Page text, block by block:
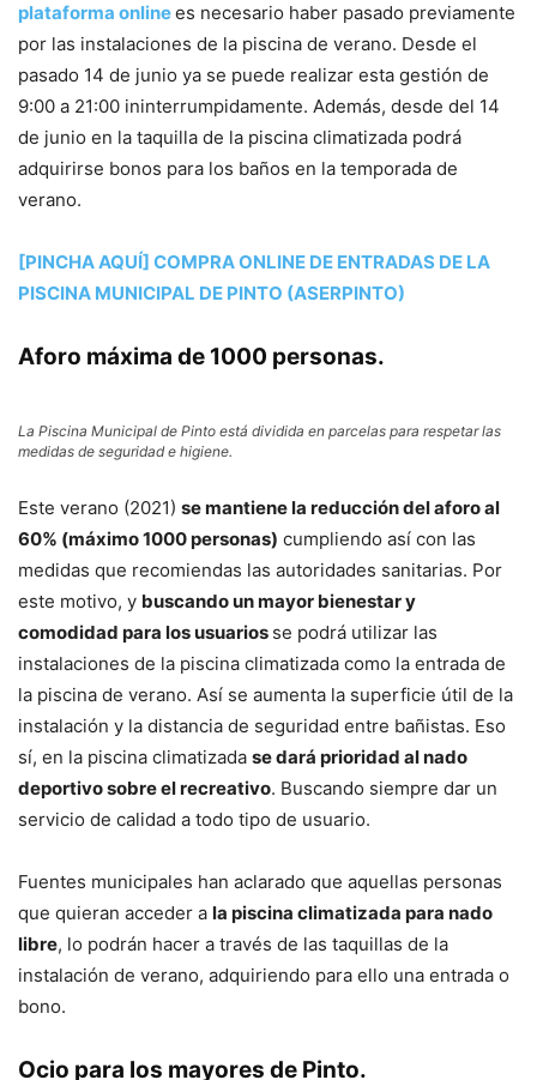
plataforma onlinees necesario haber pasado previamente
por las instalaciones de la piscina de verano. Desde el
pasado 14 de junio ya se puede realizar esta gestión de
9:00 a 21:00 ininterrumpidamente. Además, desde del 14
de junio en la taquilla de la piscina climatizada podrá
adquirirse bonos para los baños en la temporada de
verano.
[PINCHA AQUÍ] COMPRA ONLINE DE ENTRADAS DE LA
PISCINA MUNICIPAL DE PINTO (ASERPINTO)
Aforo máxima de 1000 personas.
La Piscina Municipal de Pinto está dividida en parcelas para respetar las
medidas de seguridad e higiene.
Este verano (2021) se mantiene la reducción del aforo al
60% (máximo 1000 personas) cumpliendo así con las
medidas que recomiendas las autoridades sanitarias. Por
este motivo, y buscando un mayor bienestar y
comodidad para los usuarios se podrá utilizar las
instalaciones de la piscina climatizada como la entrada de
la piscina de verano. Así se aumenta la superficie útil de la
instalación y la distancia de seguridad entre bañistas. Eso
sí, en la piscina climatizada se dará prioridad al nado
deportivo sobre el recreativo. Buscando siempre dar un
servicio de calidad a todo tipo de usuario.
Fuentes municipales han aclarado que aquellas personas
que quieran acceder a la piscina climatizada para nado
libre, lo podrán hacer a través de las taquillas de la
instalación de verano, adquiriendo para ello una entrada o
bono.
Ocio para los mayores de Pinto.